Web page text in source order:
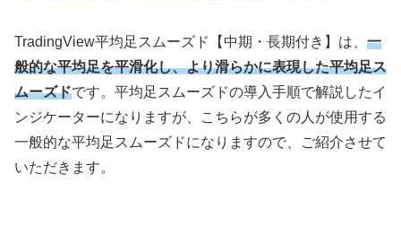
TradingView平均足スムーズド【中期・長期付き】は、 一
般的な平均足を平滑化し、より滑らかに表現した平均足ス
ムーズドです。平均足スムーズドの導入手順で解説したイ
ンジケーターになりますが、こちらが多くの人が使用する
一般的な平均足スムーズドになりますので、ご紹介させて
いただきます。